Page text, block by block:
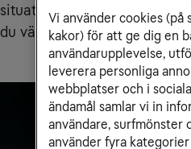
situation. Här får du några
du väljer bredbandshastighet.
Vi använder cookies (på
kakor) för att ge dig en
användarupplevelse,
leverera personliga
webbplatser och i
ändamål samlar vi in
användare, surfmönster
använder fyra kategorier